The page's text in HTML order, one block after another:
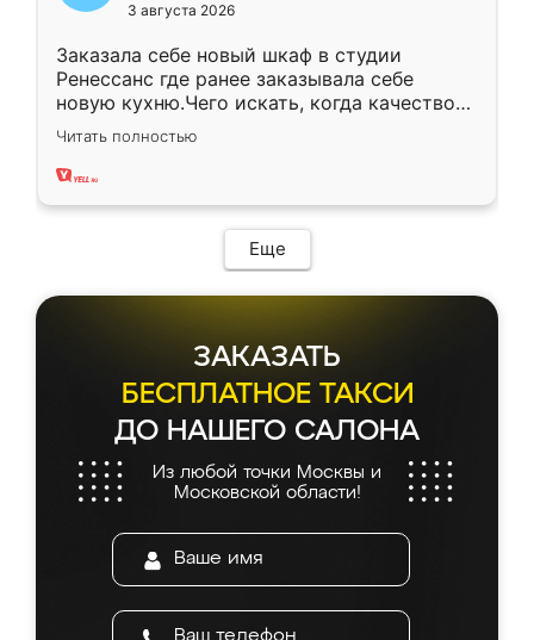
3 августа 2026
Заказала себе новый шкаф в студии
Ренессанс где ранее заказывала себе
новую кухню.Чего искать, когда качеством
вполне довольна. Служит кухня уже почти
два года, нареканий нет.
Читать полностью
Еще
ЗАКАЗАТЬ
БЕСПЛАТНОЕ ТАКСИ
ДО НАШЕГО САЛОНА
Из любой точки Москвы и
Московской области!